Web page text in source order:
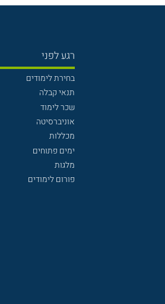
רגע לפני
בחירת לימודים
תנאי קבלה
שכר לימוד
אוניברסיטה
מכללות
ימים פתוחים
מלגות
פורום לימודים